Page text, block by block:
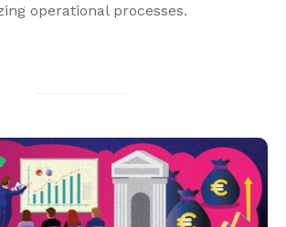
operational processes.